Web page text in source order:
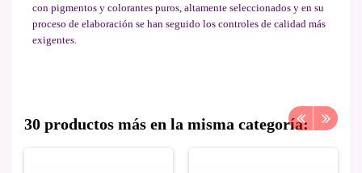
con pigmentos y colorantes puros, altamente seleccionados y en su
proceso de elaboración se han seguido los controles de calidad más
exigentes.
30 productos más en la misma categoría: